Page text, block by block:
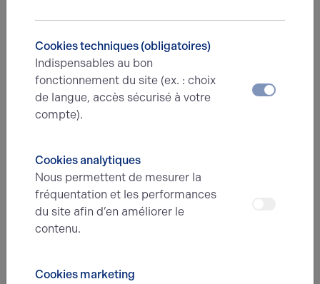
Nouvelle transaction sur le secteur de Dieppe
23.10.2025 BUREAUX
Quand l’écoute du marché fait toute la différence !
Chez Arthur Loyd Rouen, nous avons récemment réalisé la
vente d’un immeuble tertiaire… pas tout à fait adapté aux
Cookies techniques (obligatoires)
Indispensables au bon
fonctionnement du site (ex. : choix
de langue, accès sécurisé à votre
compte).
Cookies analytiques
Nous permettent de mesurer la
fréquentation et les performances
du site afin d’en améliorer le
contenu.
Cookies marketing